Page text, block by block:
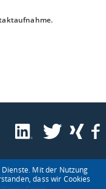
Mit der Nutzung
dass wir Cookies